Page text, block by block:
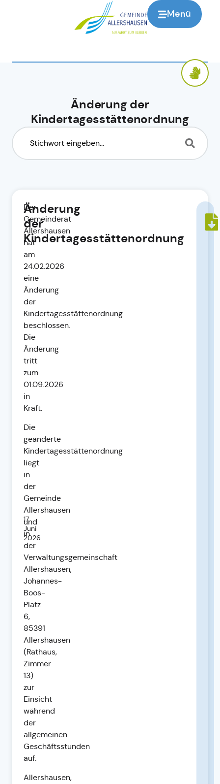
Menü
Änderung der
Kindertagesstättenordnung
17.
Juni
2026
Änderung
der
Kindertagesstättenordnung
Der
Gemeinderat
Allershausen
hat
am
24.02.2026
eine
Änderung
der
Kindertagesstättenordnung
beschlossen.
Die
Änderung
tritt
zum
01.09.2026
in
Kraft.
Die
geänderte
Kindertagesstättenordnung
liegt
in
der
Gemeinde
Allershausen
und
in
der
Verwaltungsgemeinschaft
Allershausen,
Johannes-
Boos-
Platz
6,
85391
Allershausen
(Rathaus,
Zimmer
13)
zur
Einsicht
während
der
allgemeinen
Geschäftsstunden
auf.
Allershausen,